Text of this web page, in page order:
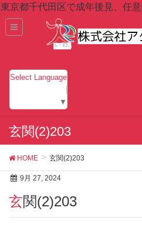
東京都千代田区で成年後見、任
Select Language
▼
玄関(2)203
HOME 玄関(2)203
9月 27, 2024
玄関(2)203